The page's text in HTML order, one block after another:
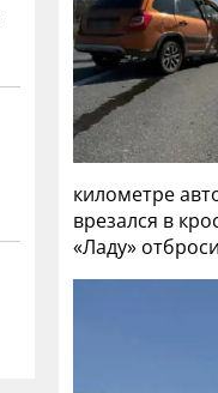
километре
врезался в
«Ладу»